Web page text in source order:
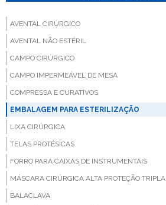
AVENTAL CIRÚRGICO
AVENTAL NÃO ESTÉRIL
CAMPO CIRÚRGICO
CAMPO IMPERMEÁVEL DE MESA
COMPRESSA E CURATIVOS
EMBALAGEM PARA ESTERILIZAÇÃO
LIXA CIRÚRGICA
TELAS PROTÉSICAS
FORRO PARA CAIXAS DE INSTRUMENTAIS
MÁSCARA CIRÚRGICA ALTA PROTEÇÃO TRIPLA
BALACLAVA